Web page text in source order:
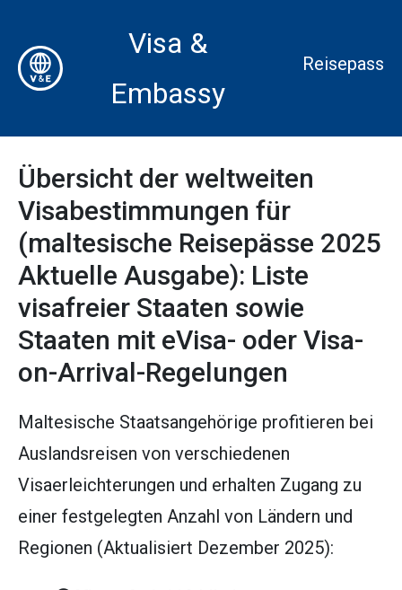
Visa &
Embassy
Reisepass
Übersicht der weltweiten
Visabestimmungen für
(maltesische Reisepässe 2025
Aktuelle Ausgabe): Liste
visafreier Staaten sowie
Staaten mit eVisa- oder Visa-
on-Arrival-Regelungen
Maltesische Staatsangehörige profitieren bei
Auslandsreisen von verschiedenen
Visaerleichterungen und erhalten Zugang zu
einer festgelegten Anzahl von Ländern und
Regionen (Aktualisiert Dezember 2025):